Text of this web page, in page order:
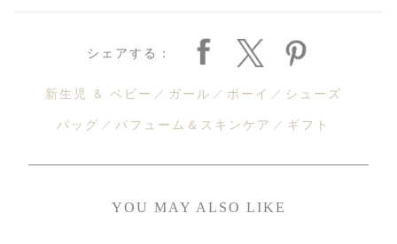
シェアする：
新生児 & ベビー ガール ボーイ シューズ
バッグ パフューム＆スキンケア ギフト
YOU MAY ALSO LIKE